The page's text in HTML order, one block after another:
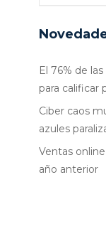
El 76% de
para calificar
Ciber caos
azules
Ventas
año anterior